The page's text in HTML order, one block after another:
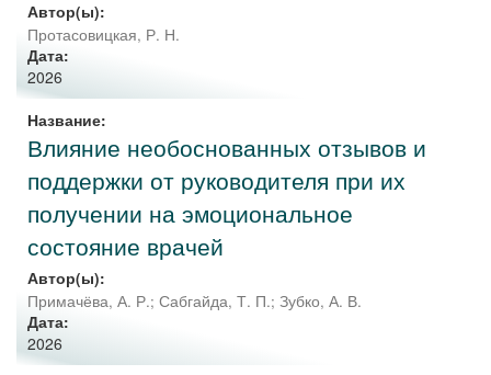
Автор(ы):
Протасовицкая, Р. Н.
Дата:
2026
Название:
Влияние необоснованных отзывов и
поддержки от руководителя при их
получении на эмоциональное
состояние врачей
Автор(ы):
Примачёва, А. Р.; Сабгайда, Т. П.; Зубко, А. В.
Дата:
2026